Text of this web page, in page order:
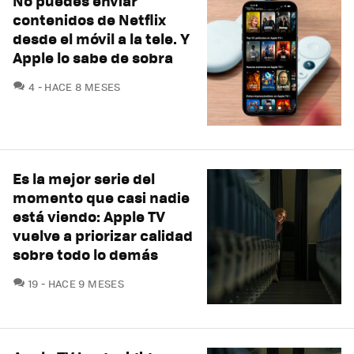
contenidos de Netflix
desde el móvil a la tele. Y
Apple lo sabe de sobra
4 COMENTARIOS
HACE 8 MESES
Es la mejor serie del
momento que casi nadie
está viendo: Apple TV
vuelve a priorizar calidad
sobre todo lo demás
19 COMENTARIOS
HACE 9 MESES